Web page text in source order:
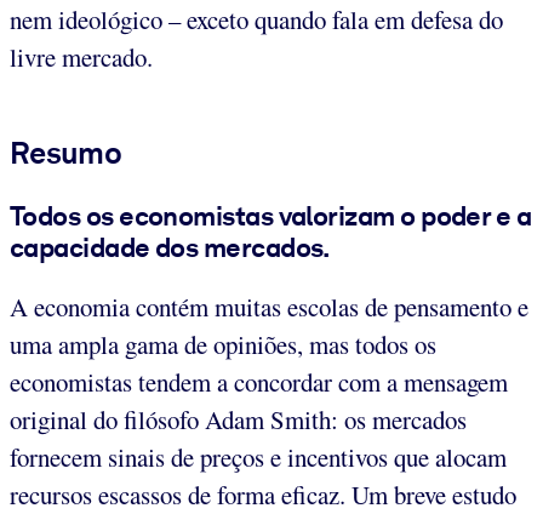
nem ideológico – exceto quando fala em defesa do
livre mercado.
Resumo
Todos os economistas valorizam o poder e a
capacidade dos mercados.
A economia contém muitas escolas de pensamento e
uma ampla gama de opiniões, mas todos os
economistas tendem a concordar com a mensagem
original do filósofo Adam Smith: os mercados
fornecem sinais de preços e incentivos que alocam
recursos escassos de forma eficaz. Um breve estudo